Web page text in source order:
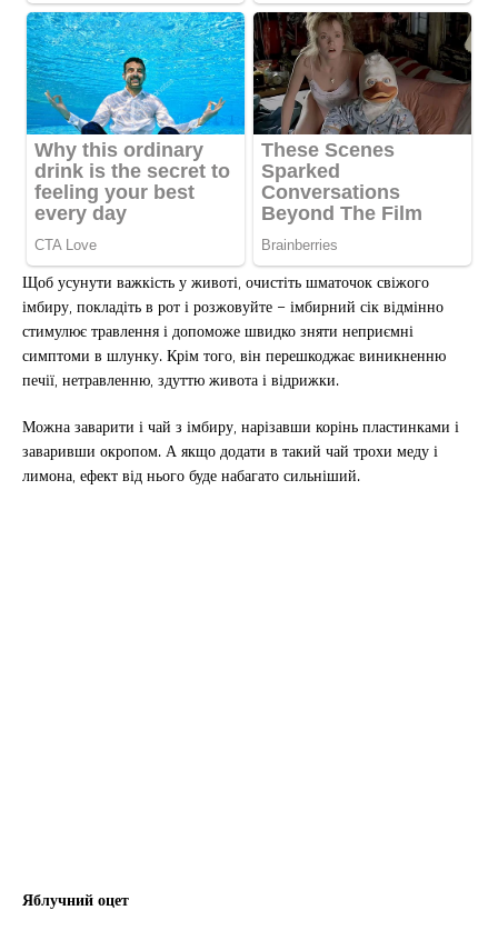
Щоб усунути важкість у животі, очистіть шматочок свіжого
імбиру, покладіть в рот і розжовуйте – імбирний сік відмінно
стимулює травлення і допоможе швидко зняти неприємні
симптоми в шлунку. Крім того, він перешкоджає виникненню
печії, нетравленню, здуттю живота і відрижки.
Можна заварити і чай з імбиру, нарізавши корінь пластинками і
заваривши окропом. А якщо додати в такий чай трохи меду і
лимона, ефект від нього буде набагато сильніший.
Яблучний оцет